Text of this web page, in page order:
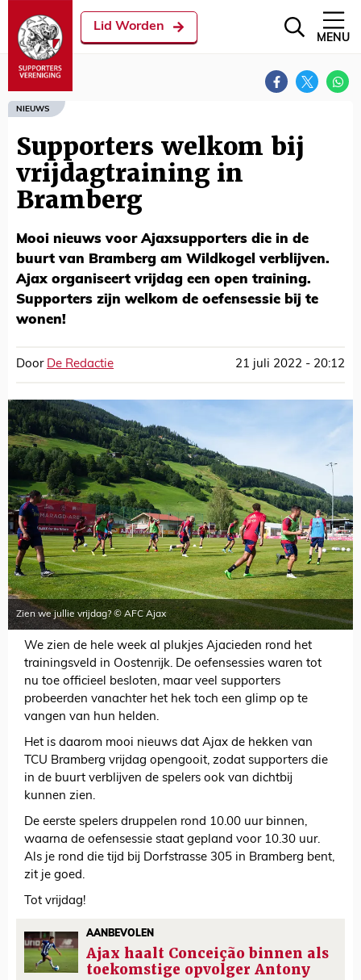
Lid Worden
MENU
NIEUWS
Supporters welkom bij
vrijdagtraining in
Bramberg
Mooi nieuws voor Ajaxsupporters die in de
buurt van Bramberg am Wildkogel verblijven.
Ajax organiseert vrijdag een open training.
Supporters zijn welkom de oefensessie bij te
wonen!
Door De Redactie 21 juli 2022 - 20:12
Zien we jullie vrijdag? © AFC Ajax
We zien de hele week al plukjes Ajacieden rond het
trainingsveld in Oostenrijk. De oefensessies waren tot
nu toe officieel besloten, maar veel supporters
probeerden vanachter het hek toch een glimp op te
vangen van hun helden.
Het is daarom mooi nieuws dat Ajax de hekken van
TCU Bramberg vrijdag opengooit, zodat supporters die
in de buurt verblijven de spelers ook van dichtbij
kunnen zien.
De eerste spelers druppelen rond 10.00 uur binnen,
waarna de oefensessie staat gepland voor 10.30 uur.
Als je rond die tijd bij Dorfstrasse 305 in Bramberg bent,
zit je goed.
Tot vrijdag!
AANBEVOLEN
Ajax haalt Conceição binnen als
toekomstige opvolger Antony